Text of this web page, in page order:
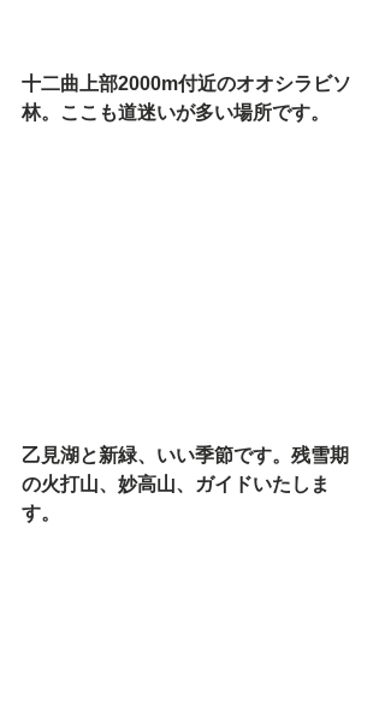
十二曲上部2000m付近のオオシラビソ
林。ここも道迷いが多い場所です。
乙見湖と新緑、いい季節です。残雪期
の火打山、妙高山、ガイドいたしま
す。